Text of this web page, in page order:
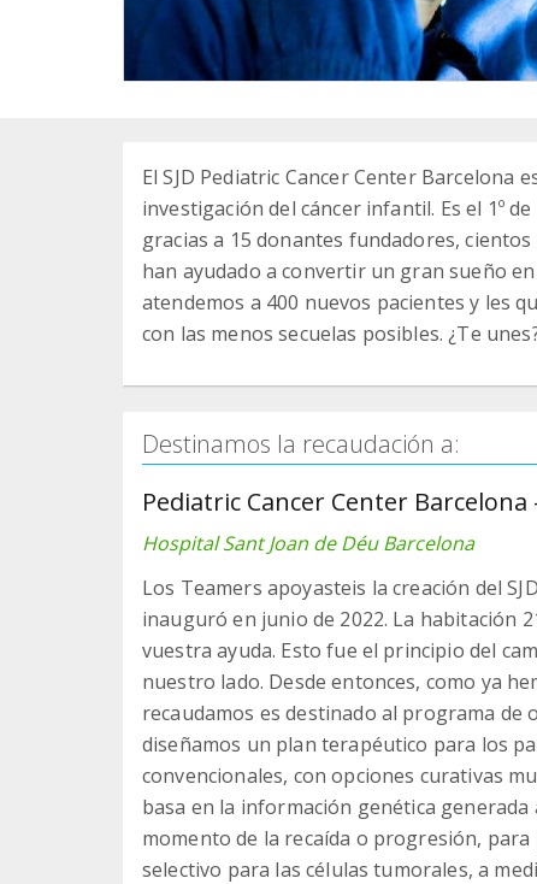
El SJD Pediatric Cancer Center Barcelona
investigación del cáncer infantil. Es el 1º
gracias a 15 donantes fundadores,
han ayudado a convertir un gran sueño
atendemos a 400 nuevos pacientes y les
con las menos secuelas posibles. ¿Te
Destinamos la recaudación a:
Pediatric Cancer Center
Hospital Sant Joan de Déu Barcelona
Los Teamers apoyasteis la creación del
inauguró en junio de 2022. La habitación
vuestra ayuda. Esto fue el principio del
nuestro lado. Desde entonces, como ya
recaudamos es destinado al programa de
diseñamos un plan terapéutico para los
convencionales, con opciones curativas
basa en la información genética
momento de la recaída o progresión,
selectivo para las células tumorales, a